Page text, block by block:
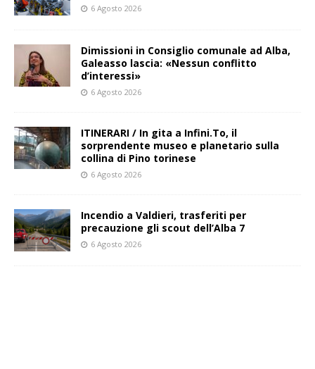
6 Agosto 2026
Dimissioni in Consiglio comunale ad Alba,
Galeasso lascia: «Nessun conflitto
d’interessi»
6 Agosto 2026
ITINERARI / In gita a Infini.To, il
sorprendente museo e planetario sulla
collina di Pino torinese
6 Agosto 2026
Incendio a Valdieri, trasferiti per
precauzione gli scout dell’Alba 7
6 Agosto 2026